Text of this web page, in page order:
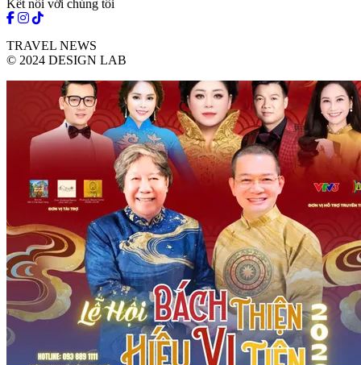
Kết nối với chúng tôi
TRAVEL NEWS
© 2024 DESIGN LAB